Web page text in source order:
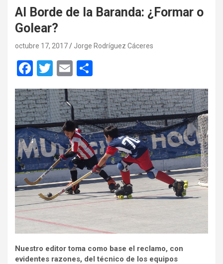
Al Borde de la Baranda: ¿Formar o
Golear?
octubre 17, 2017 Jorge Rodríguez Cáceres
F
a
ce
b
o
o
k
T
wi
tt
er
E
m
ail
o
m
p
ar
tir
Nuestro editor toma como base el reclamo, con
evidentes razones, del técnico de los equipos